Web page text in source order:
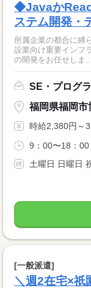
◆Javaか
ステム開発・
所属企業の都合に縛
設業向け重要インフ
の開発をお任せしま
SE・プログ
福岡県福岡市
時給2,380円～
9：00〜18：00
土曜日 日曜日
[一般派遣]
＼週2在宅×祇